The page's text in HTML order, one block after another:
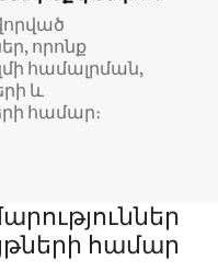
որոնք
համալրման,
և
համար։
համար